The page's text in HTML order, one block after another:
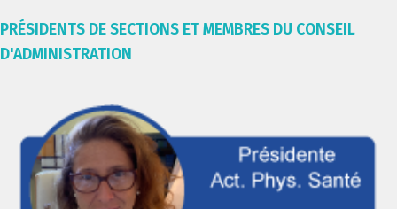
PRÉSIDENTS DE SECTIONS ET MEMBRES DU CONSEIL
D'ADMINISTRATION